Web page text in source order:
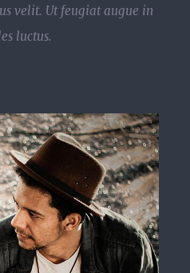
velit. Ut feugiat augue in
luctus.